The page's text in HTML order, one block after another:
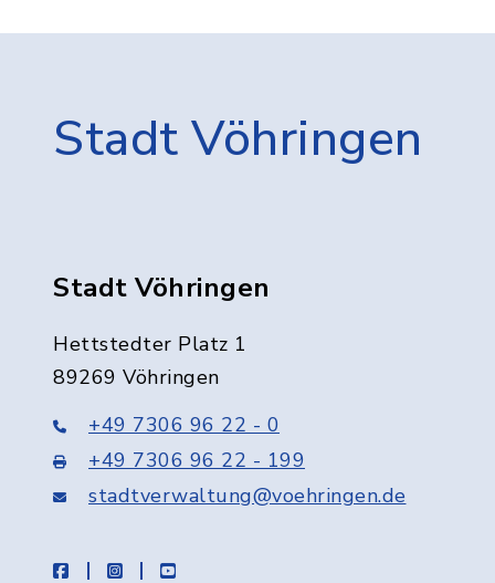
Stadt Vöhringen
Stadt Vöhringen
Hettstedter Platz 1
89269 Vöhringen
+49 7306 96 22 - 0
+49 7306 96 22 - 199
stadtverwaltung@voehringen.de
facebookinstagramyoutube